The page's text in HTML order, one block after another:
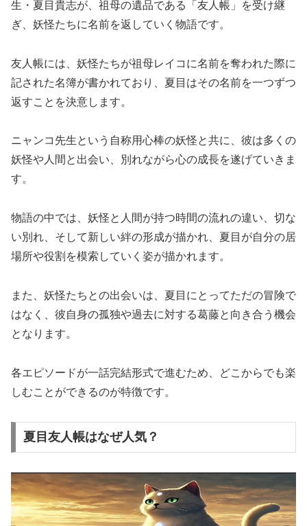
生・夏目貴志が、祖母の遺品である「友人帳」を受け継
ぎ、妖怪たちに名前を返していく物語です。
友人帳には、妖怪たちが祖母レイコに名前を奪われた際に
記された名簿が書かれており、夏目はその名前を一つずつ
返すことを決意します。
ニャンコ先生という自称用心棒の妖怪と共に、彼は多くの
妖怪や人間と出会い、別れながら心の成長を遂げていきま
す。
物語の中では、妖怪と人間が持つ時間の流れの違い、切な
い別れ、そして新しい絆の形成が描かれ、夏目が自分の居
場所や役割を模索していく姿が描かれます。
また、妖怪たちとの出会いは、夏目にとってただの冒険で
はなく、彼自身の孤独や過去に対する葛藤と向き合う機会
となります。
各エピソードが一話完結形式で進むため、どこからでも楽
しむことができるのが特徴です。
夏目友人帳はなぜ人気？